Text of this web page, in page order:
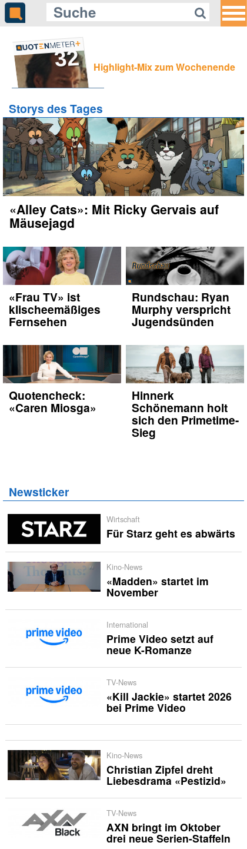
32 Highlight-Mix zum Wochenende
Storys des Tages
«Alley Cats»: Mit Ricky Gervais auf
Mäusejagd
«Frau TV» ist
klischeemäßiges
Fernsehen
Rundschau: Ryan
Murphy verspricht
Jugendsünden
Quotencheck:
«Caren Miosga»
Hinnerk
Schönemann holt
sich den Primetime-
Sieg
Newsticker
Wirtschaft
Für Starz geht es abwärts
Kino-News
«Madden» startet im
November
International
Prime Video setzt auf
neue K-Romanze
TV-News
«Kill Jackie» startet 2026
bei Prime Video
Kino-News
Christian Zipfel dreht
Liebesdrama «Pestizid»
TV-News
AXN bringt im Oktober
drei neue Serien-Staffeln